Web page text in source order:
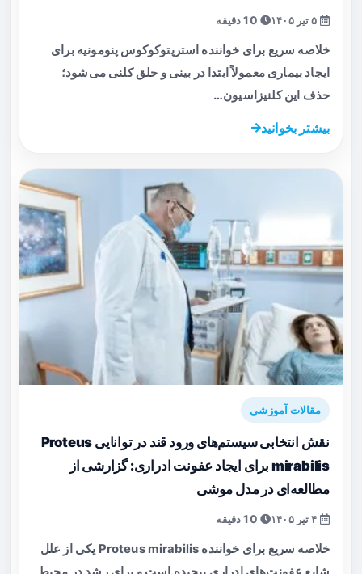
خلاصه سریع برای خواننده استرپتوکوکوس پنومونیه برای
ایجاد بیماری معمولاً ابتدا در بینی و حلق کلنی می‌شود؛
حذف این کلنیزاسیون…
بیشتر بخوانید
مقالات آموزشی
نقش انتخابی سیستم‌های ورود قند در توانایی Proteus
mirabilis برای ایجاد عفونت ادراری: گزارشی از
مطالعه‌ای در مدل موشی
خلاصه سریع برای خواننده Proteus mirabilis یکی از علل